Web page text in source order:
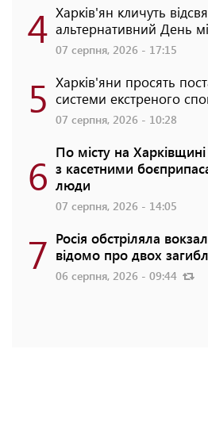
4 Харків'ян кличуть
альтернативний День
07 серпня, 2026 - 17:15
5 Харків'яни просять
системи екстреного
07 серпня, 2026 - 10:28
6 По місту на
з касетними
люди
07 серпня, 2026 - 14:05
7 Росія обстріляла
відомо про двох
06 серпня, 2026 - 09:44